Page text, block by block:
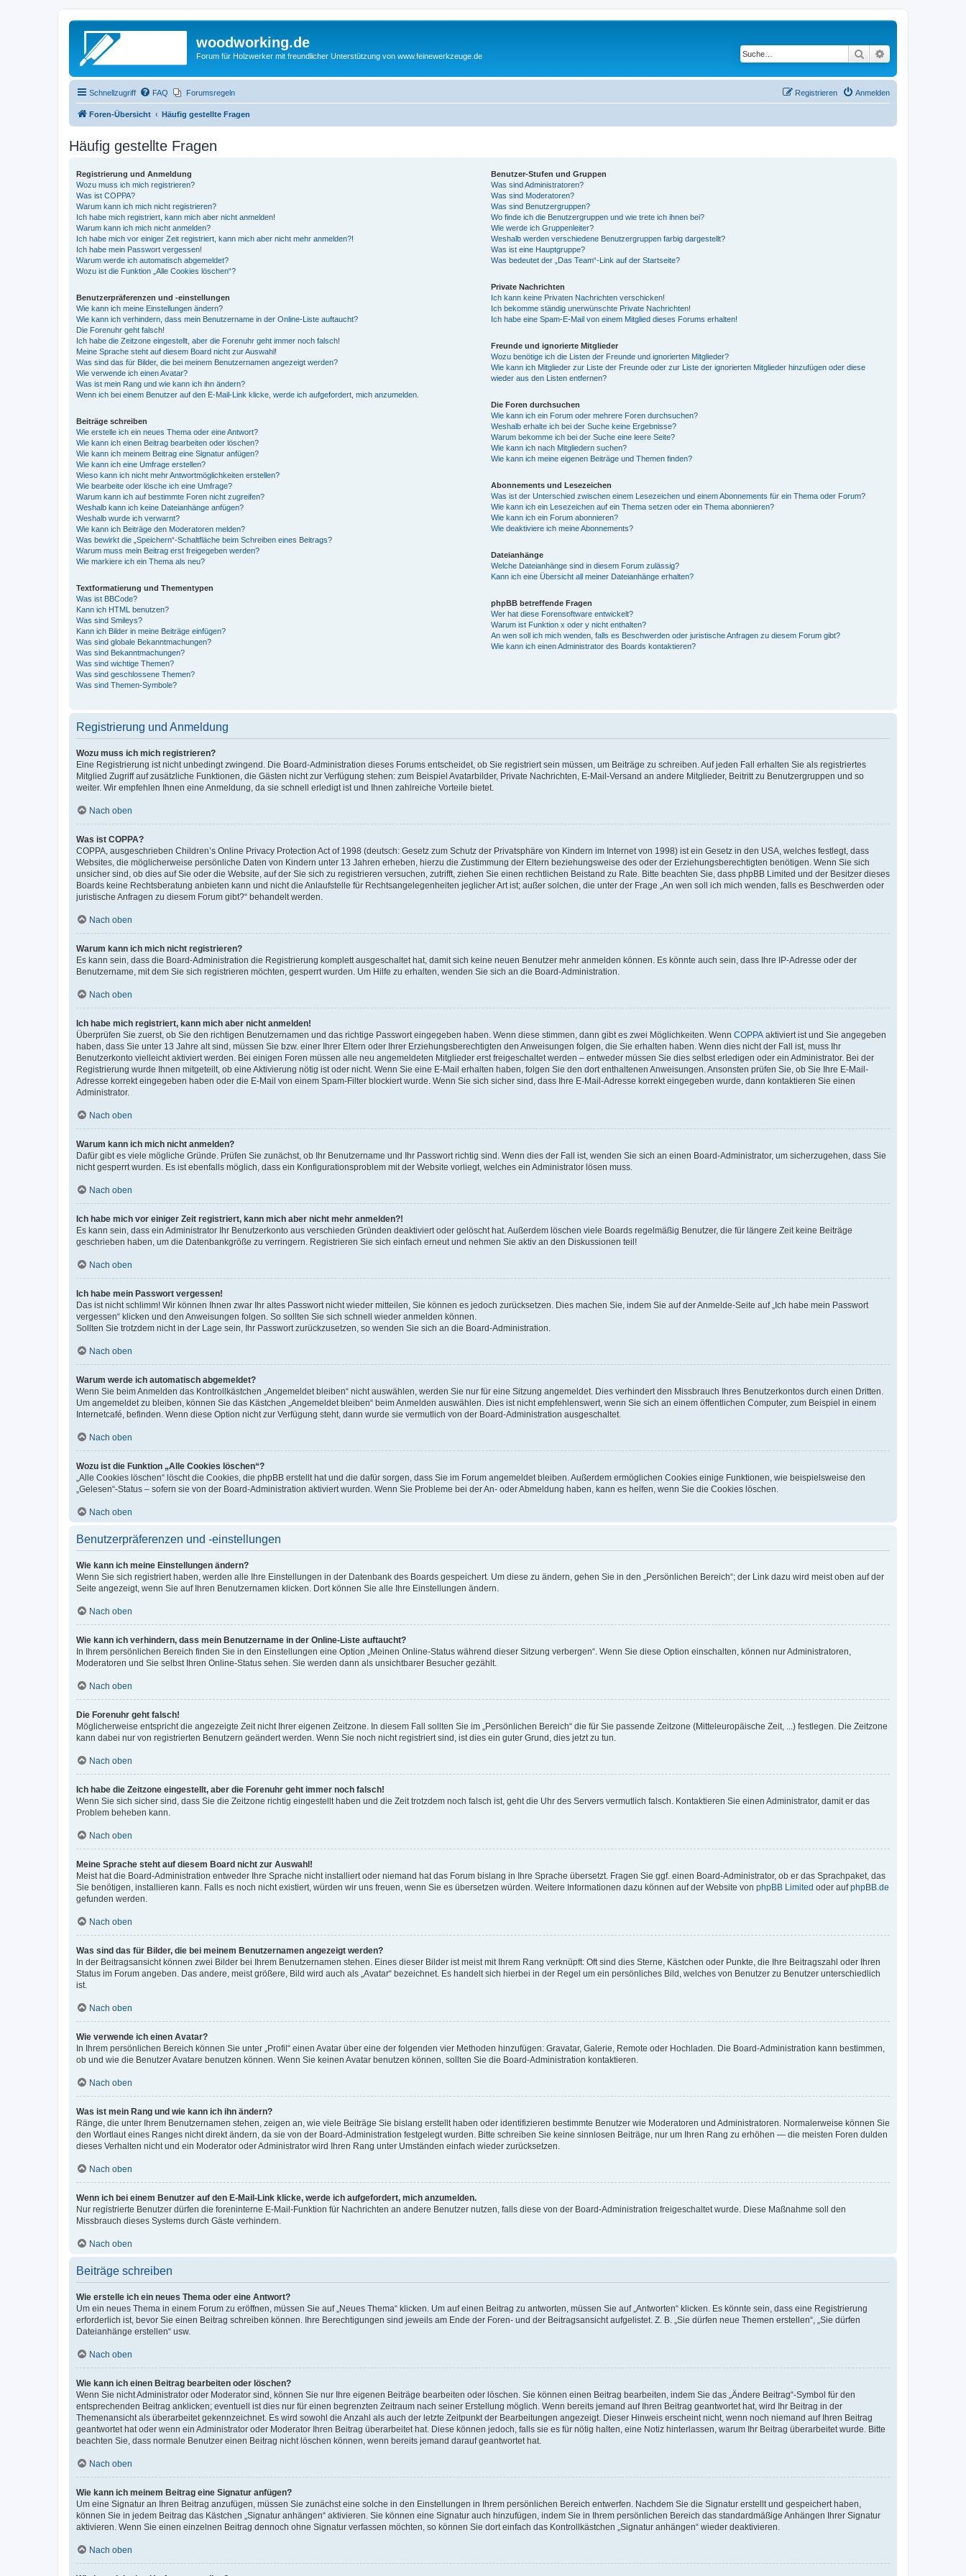
woodworking.de
Forum für Holzwerker mit freundlicher Unterstützung von www.feinewerkzeuge.de Suche
Schnellzugriff FAQ Forumsregeln Anmelden
Registrieren
Foren-Übersicht Häufig gestellte Fragen
Häufig gestellte Fragen
Registrierung und Anmeldung
Wozu muss ich mich registrieren?
Was ist COPPA?
Warum kann ich mich nicht registrieren?
Ich habe mich registriert, kann mich aber nicht anmelden!
Warum kann ich mich nicht anmelden?
Ich habe mich vor einiger Zeit registriert, kann mich aber nicht mehr anmelden?!
Ich habe mein Passwort vergessen!
Warum werde ich automatisch abgemeldet?
Wozu ist die Funktion „Alle Cookies löschen“?
Benutzerpräferenzen und -einstellungen
Wie kann ich meine Einstellungen ändern?
Wie kann ich verhindern, dass mein Benutzername in der Online-Liste auftaucht?
Die Forenuhr geht falsch!
Ich habe die Zeitzone eingestellt, aber die Forenuhr geht immer noch falsch!
Meine Sprache steht auf diesem Board nicht zur Auswahl!
Was sind das für Bilder, die bei meinem Benutzernamen angezeigt werden?
Wie verwende ich einen Avatar?
Was ist mein Rang und wie kann ich ihn ändern?
Wenn ich bei einem Benutzer auf den E-Mail-Link klicke, werde ich aufgefordert, mich anzumelden.
Beiträge schreiben
Wie erstelle ich ein neues Thema oder eine Antwort?
Wie kann ich einen Beitrag bearbeiten oder löschen?
Wie kann ich meinem Beitrag eine Signatur anfügen?
Wie kann ich eine Umfrage erstellen?
Wieso kann ich nicht mehr Antwortmöglichkeiten erstellen?
Wie bearbeite oder lösche ich eine Umfrage?
Warum kann ich auf bestimmte Foren nicht zugreifen?
Weshalb kann ich keine Dateianhänge anfügen?
Weshalb wurde ich verwarnt?
Wie kann ich Beiträge den Moderatoren melden?
Was bewirkt die „Speichern“-Schaltfläche beim Schreiben eines Beitrags?
Warum muss mein Beitrag erst freigegeben werden?
Wie markiere ich ein Thema als neu?
Textformatierung und Thementypen
Was ist BBCode?
Kann ich HTML benutzen?
Was sind Smileys?
Kann ich Bilder in meine Beiträge einfügen?
Was sind globale Bekanntmachungen?
Was sind Bekanntmachungen?
Was sind wichtige Themen?
Was sind geschlossene Themen?
Was sind Themen-Symbole?
Benutzer-Stufen und Gruppen
Was sind Administratoren?
Was sind Moderatoren?
Was sind Benutzergruppen?
Wo finde ich die Benutzergruppen und wie trete ich ihnen bei?
Wie werde ich Gruppenleiter?
Weshalb werden verschiedene Benutzergruppen farbig dargestellt?
Was ist eine Hauptgruppe?
Was bedeutet der „Das Team“-Link auf der Startseite?
Private Nachrichten
Ich kann keine Privaten Nachrichten verschicken!
Ich bekomme ständig unerwünschte Private Nachrichten!
Ich habe eine Spam-E-Mail von einem Mitglied dieses Forums erhalten!
Freunde und ignorierte Mitglieder
Wozu benötige ich die Listen der Freunde und ignorierten Mitglieder?
Wie kann ich Mitglieder zur Liste der Freunde oder zur Liste der ignorierten Mitglieder hinzufügen oder diese
wieder aus den Listen entfernen?
Die Foren durchsuchen
Wie kann ich ein Forum oder mehrere Foren durchsuchen?
Weshalb erhalte ich bei der Suche keine Ergebnisse?
Warum bekomme ich bei der Suche eine leere Seite?
Wie kann ich nach Mitgliedern suchen?
Wie kann ich meine eigenen Beiträge und Themen finden?
Abonnements und Lesezeichen
Was ist der Unterschied zwischen einem Lesezeichen und einem Abonnements für ein Thema oder Forum?
Wie kann ich ein Lesezeichen auf ein Thema setzen oder ein Thema abonnieren?
Wie kann ich ein Forum abonnieren?
Wie deaktiviere ich meine Abonnements?
Dateianhänge
Welche Dateianhänge sind in diesem Forum zulässig?
Kann ich eine Übersicht all meiner Dateianhänge erhalten?
phpBB betreffende Fragen
Wer hat diese Forensoftware entwickelt?
Warum ist Funktion x oder y nicht enthalten?
An wen soll ich mich wenden, falls es Beschwerden oder juristische Anfragen zu diesem Forum gibt?
Wie kann ich einen Administrator des Boards kontaktieren?
Registrierung und Anmeldung
Wozu muss ich mich registrieren?
Eine Registrierung ist nicht unbedingt zwingend. Die Board-Administration dieses Forums entscheidet, ob Sie registriert sein müssen, um Beiträge zu schreiben. Auf jeden Fall erhalten Sie als registriertes
Mitglied Zugriff auf zusätzliche Funktionen, die Gästen nicht zur Verfügung stehen: zum Beispiel Avatarbilder, Private Nachrichten, E-Mail-Versand an andere Mitglieder, Beitritt zu Benutzergruppen und so
weiter. Wir empfehlen Ihnen eine Anmeldung, da sie schnell erledigt ist und Ihnen zahlreiche Vorteile bietet.
Nach oben
Was ist COPPA?
COPPA, ausgeschrieben Children’s Online Privacy Protection Act of 1998 (deutsch: Gesetz zum Schutz der Privatsphäre von Kindern im Internet von 1998) ist ein Gesetz in den USA, welches festlegt, dass
Websites, die möglicherweise persönliche Daten von Kindern unter 13 Jahren erheben, hierzu die Zustimmung der Eltern beziehungsweise des oder der Erziehungsberechtigten benötigen. Wenn Sie sich
unsicher sind, ob dies auf Sie oder die Website, auf der Sie sich zu registrieren versuchen, zutrifft, ziehen Sie einen rechtlichen Beistand zu Rate. Bitte beachten Sie, dass phpBB Limited und der Besitzer dieses
Boards keine Rechtsberatung anbieten kann und nicht die Anlaufstelle für Rechtsangelegenheiten jeglicher Art ist; außer solchen, die unter der Frage „An wen soll ich mich wenden, falls es Beschwerden oder
juristische Anfragen zu diesem Forum gibt?“ behandelt werden.
Nach oben
Warum kann ich mich nicht registrieren?
Es kann sein, dass die Board-Administration die Registrierung komplett ausgeschaltet hat, damit sich keine neuen Benutzer mehr anmelden können. Es könnte auch sein, dass Ihre IP-Adresse oder der
Benutzername, mit dem Sie sich registrieren möchten, gesperrt wurden. Um Hilfe zu erhalten, wenden Sie sich an die Board-Administration.
Nach oben
Ich habe mich registriert, kann mich aber nicht anmelden!
Überprüfen Sie zuerst, ob Sie den richtigen Benutzernamen und das richtige Passwort eingegeben haben. Wenn diese stimmen, dann gibt es zwei Möglichkeiten. Wenn COPPA aktiviert ist und Sie angegeben
haben, dass Sie unter 13 Jahre alt sind, müssen Sie bzw. einer Ihrer Eltern oder Ihrer Erziehungsberechtigten den Anweisungen folgen, die Sie erhalten haben. Wenn dies nicht der Fall ist, muss Ihr
Benutzerkonto vielleicht aktiviert werden. Bei einigen Foren müssen alle neu angemeldeten Mitglieder erst freigeschaltet werden – entweder müssen Sie dies selbst erledigen oder ein Administrator. Bei der
Registrierung wurde Ihnen mitgeteilt, ob eine Aktivierung nötig ist oder nicht. Wenn Sie eine E-Mail erhalten haben, folgen Sie den dort enthaltenen Anweisungen. Ansonsten prüfen Sie, ob Sie Ihre E-Mail-
Adresse korrekt eingegeben haben oder die E-Mail von einem Spam-Filter blockiert wurde. Wenn Sie sich sicher sind, dass Ihre E-Mail-Adresse korrekt eingegeben wurde, dann kontaktieren Sie einen
Administrator.
Nach oben
Warum kann ich mich nicht anmelden?
Dafür gibt es viele mögliche Gründe. Prüfen Sie zunächst, ob Ihr Benutzername und Ihr Passwort richtig sind. Wenn dies der Fall ist, wenden Sie sich an einen Board-Administrator, um sicherzugehen, dass Sie
nicht gesperrt wurden. Es ist ebenfalls möglich, dass ein Konfigurationsproblem mit der Website vorliegt, welches ein Administrator lösen muss.
Nach oben
Ich habe mich vor einiger Zeit registriert, kann mich aber nicht mehr anmelden?!
Es kann sein, dass ein Administrator Ihr Benutzerkonto aus verschieden Gründen deaktiviert oder gelöscht hat. Außerdem löschen viele Boards regelmäßig Benutzer, die für längere Zeit keine Beiträge
geschrieben haben, um die Datenbankgröße zu verringern. Registrieren Sie sich einfach erneut und nehmen Sie aktiv an den Diskussionen teil!
Nach oben
Ich habe mein Passwort vergessen!
Das ist nicht schlimm! Wir können Ihnen zwar Ihr altes Passwort nicht wieder mitteilen, Sie können es jedoch zurücksetzen. Dies machen Sie, indem Sie auf der Anmelde-Seite auf „Ich habe mein Passwort
vergessen“ klicken und den Anweisungen folgen. So sollten Sie sich schnell wieder anmelden können.
Sollten Sie trotzdem nicht in der Lage sein, Ihr Passwort zurückzusetzen, so wenden Sie sich an die Board-Administration.
Nach oben
Warum werde ich automatisch abgemeldet?
Wenn Sie beim Anmelden das Kontrollkästchen „Angemeldet bleiben“ nicht auswählen, werden Sie nur für eine Sitzung angemeldet. Dies verhindert den Missbrauch Ihres Benutzerkontos durch einen Dritten.
Um angemeldet zu bleiben, können Sie das Kästchen „Angemeldet bleiben“ beim Anmelden auswählen. Dies ist nicht empfehlenswert, wenn Sie sich an einem öffentlichen Computer, zum Beispiel in einem
Internetcafé, befinden. Wenn diese Option nicht zur Verfügung steht, dann wurde sie vermutlich von der Board-Administration ausgeschaltet.
Nach oben
Wozu ist die Funktion „Alle Cookies löschen“?
„Alle Cookies löschen“ löscht die Cookies, die phpBB erstellt hat und die dafür sorgen, dass Sie im Forum angemeldet bleiben. Außerdem ermöglichen Cookies einige Funktionen, wie beispielsweise den
„Gelesen“-Status – sofern sie von der Board-Administration aktiviert wurden. Wenn Sie Probleme bei der An- oder Abmeldung haben, kann es helfen, wenn Sie die Cookies löschen.
Nach oben
Benutzerpräferenzen und -einstellungen
Wie kann ich meine Einstellungen ändern?
Wenn Sie sich registriert haben, werden alle Ihre Einstellungen in der Datenbank des Boards gespeichert. Um diese zu ändern, gehen Sie in den „Persönlichen Bereich“; der Link dazu wird meist oben auf der
Seite angezeigt, wenn Sie auf Ihren Benutzernamen klicken. Dort können Sie alle Ihre Einstellungen ändern.
Nach oben
Wie kann ich verhindern, dass mein Benutzername in der Online-Liste auftaucht?
In Ihrem persönlichen Bereich finden Sie in den Einstellungen eine Option „Meinen Online-Status während dieser Sitzung verbergen“. Wenn Sie diese Option einschalten, können nur Administratoren,
Moderatoren und Sie selbst Ihren Online-Status sehen. Sie werden dann als unsichtbarer Besucher gezählt.
Nach oben
Die Forenuhr geht falsch!
Möglicherweise entspricht die angezeigte Zeit nicht Ihrer eigenen Zeitzone. In diesem Fall sollten Sie im „Persönlichen Bereich“ die für Sie passende Zeitzone (Mitteleuropäische Zeit, ...) festlegen. Die Zeitzone
kann dabei nur von registrierten Benutzern geändert werden. Wenn Sie noch nicht registriert sind, ist dies ein guter Grund, dies jetzt zu tun.
Nach oben
Ich habe die Zeitzone eingestellt, aber die Forenuhr geht immer noch falsch!
Wenn Sie sich sicher sind, dass Sie die Zeitzone richtig eingestellt haben und die Zeit trotzdem noch falsch ist, geht die Uhr des Servers vermutlich falsch. Kontaktieren Sie einen Administrator, damit er das
Problem beheben kann.
Nach oben
Meine Sprache steht auf diesem Board nicht zur Auswahl!
Meist hat die Board-Administration entweder Ihre Sprache nicht installiert oder niemand hat das Forum bislang in Ihre Sprache übersetzt. Fragen Sie ggf. einen Board-Administrator, ob er das Sprachpaket, das
Sie benötigen, installieren kann. Falls es noch nicht existiert, würden wir uns freuen, wenn Sie es übersetzen würden. Weitere Informationen dazu können auf der Website von phpBB Limited oder aufphpBB.de
gefunden werden.
Nach oben
Was sind das für Bilder, die bei meinem Benutzernamen angezeigt werden?
In der Beitragsansicht können zwei Bilder bei Ihrem Benutzernamen stehen. Eines dieser Bilder ist meist mit Ihrem Rang verknüpft: Oft sind dies Sterne, Kästchen oder Punkte, die Ihre Beitragszahl oder Ihren
Status im Forum angeben. Das andere, meist größere, Bild wird auch als „Avatar“ bezeichnet. Es handelt sich hierbei in der Regel um ein persönliches Bild, welches von Benutzer zu Benutzer unterschiedlich
ist.
Nach oben
Wie verwende ich einen Avatar?
In Ihrem persönlichen Bereich können Sie unter „Profil“ einen Avatar über eine der folgenden vier Methoden hinzufügen: Gravatar, Galerie, Remote oder Hochladen. Die Board-Administration kann bestimmen,
ob und wie die Benutzer Avatare benutzen können. Wenn Sie keinen Avatar benutzen können, sollten Sie die Board-Administration kontaktieren.
Nach oben
Was ist mein Rang und wie kann ich ihn ändern?
Ränge, die unter Ihrem Benutzernamen stehen, zeigen an, wie viele Beiträge Sie bislang erstellt haben oder identifizieren bestimmte Benutzer wie Moderatoren und Administratoren. Normalerweise können Sie
den Wortlaut eines Ranges nicht direkt ändern, da sie von der Board-Administration festgelegt wurden. Bitte schreiben Sie keine sinnlosen Beiträge, nur um Ihren Rang zu erhöhen — die meisten Foren dulden
dieses Verhalten nicht und ein Moderator oder Administrator wird Ihren Rang unter Umständen einfach wieder zurücksetzen.
Nach oben
Wenn ich bei einem Benutzer auf den E-Mail-Link klicke, werde ich aufgefordert, mich anzumelden.
Nur registrierte Benutzer dürfen die foreninterne E-Mail-Funktion für Nachrichten an andere Benutzer nutzen, falls diese von der Board-Administration freigeschaltet wurde. Diese Maßnahme soll den
Missbrauch dieses Systems durch Gäste verhindern.
Nach oben
Beiträge schreiben
Wie erstelle ich ein neues Thema oder eine Antwort?
Um ein neues Thema in einem Forum zu eröffnen, müssen Sie auf „Neues Thema“ klicken. Um auf einen Beitrag zu antworten, müssen Sie auf „Antworten“ klicken. Es könnte sein, dass eine Registrierung
erforderlich ist, bevor Sie einen Beitrag schreiben können. Ihre Berechtigungen sind jeweils am Ende der Foren- und der Beitragsansicht aufgelistet. Z. B. „Sie dürfen neue Themen erstellen“, „Sie dürfen
Dateianhänge erstellen“ usw.
Nach oben
Wie kann ich einen Beitrag bearbeiten oder löschen?
Wenn Sie nicht Administrator oder Moderator sind, können Sie nur Ihre eigenen Beiträge bearbeiten oder löschen. Sie können einen Beitrag bearbeiten, indem Sie das „Ändere Beitrag“-Symbol für den
entsprechenden Beitrag anklicken; eventuell ist dies nur für einen begrenzten Zeitraum nach seiner Erstellung möglich. Wenn bereits jemand auf Ihren Beitrag geantwortet hat, wird Ihr Beitrag in der
Themenansicht als überarbeitet gekennzeichnet. Es wird sowohl die Anzahl als auch der letzte Zeitpunkt der Bearbeitungen angezeigt. Dieser Hinweis erscheint nicht, wenn noch niemand auf Ihren Beitrag
geantwortet hat oder wenn ein Administrator oder Moderator Ihren Beitrag überarbeitet hat. Diese können jedoch, falls sie es für nötig halten, eine Notiz hinterlassen, warum Ihr Beitrag überarbeitet wurde. Bitte
beachten Sie, dass normale Benutzer einen Beitrag nicht löschen können, wenn bereits jemand darauf geantwortet hat.
Nach oben
Wie kann ich meinem Beitrag eine Signatur anfügen?
Um eine Signatur an Ihren Beitrag anzufügen, müssen Sie zunächst eine solche in den Einstellungen in Ihrem persönlichen Bereich entwerfen. Nachdem Sie die Signatur erstellt und gespeichert haben,
können Sie in jedem Beitrag das Kästchen „Signatur anhängen“ aktivieren. Sie können eine Signatur auch hinzufügen, indem Sie in Ihrem persönlichen Bereich das standardmäßige Anhängen Ihrer Signatur
aktivieren. Wenn Sie einen einzelnen Beitrag dennoch ohne Signatur verfassen möchten, so können Sie dort einfach das Kontrollkästchen „Signatur anhängen“ wieder deaktivieren.
Nach oben